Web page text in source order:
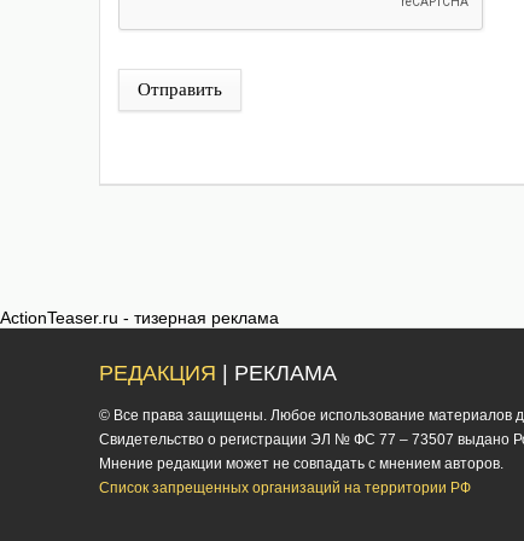
Отправить
ActionTeaser.ru - тизерная реклама
РЕДАКЦИЯ | РЕКЛАМА
© Все права защищены. Любое использование материалов
Cвидетельство о регистрации ЭЛ № ФС 77 – 73507 выдано
Мнение редакции может не совпадать с мнением авторов.
Список запрещенных организаций на территории РФ